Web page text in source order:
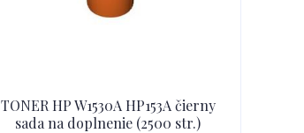
TONER HP W1530A HP153A čierny
sada na doplnenie (2500 str.)